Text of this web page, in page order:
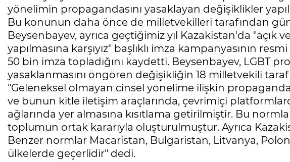
yönelimin propagandasını yasaklayan değişiklikler
Bu konunun daha önce de milletvekilleri tarafından
Beysenbayev, ayrıca geçtiğimiz yıl Kazakistan'da "açık
yapılmasına karşıyız" başlıklı imza kampanyasının
50 bin imza topladığını kaydetti. Beysenbayev, LGBT
yasaklanmasını öngören değişikliğin 18 milletvekili
"Geleneksel olmayan cinsel yönelime ilişkin
ve bunun kitle iletişim araçlarında, çevrimiçi
ağlarında yer almasına kısıtlama getirilmiştir. Bu
toplumun ortak kararıyla oluşturulmuştur. Ayrıca
Benzer normlar Macaristan, Bulgaristan, Litvanya,
ülkelerde geçerlidir" dedi.